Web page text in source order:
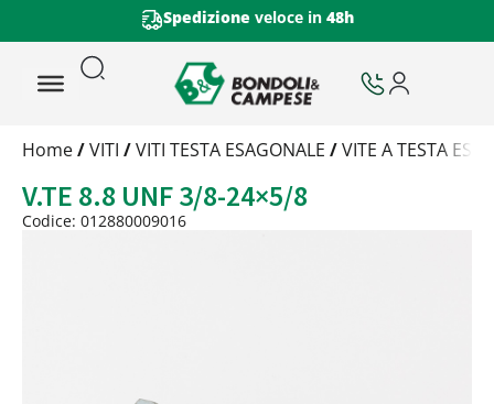
Spedizione veloce in 48h
Trattamento
Peso
Quantità
Home/VITI /VITI TESTA ESAGONALE /VITE A TESTA
V.TE 8.8 UNF 3/8-24×5/8
Codice: 012880009016